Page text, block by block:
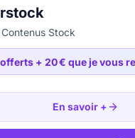
Stock
+ 20 € que je vous
En savoir +